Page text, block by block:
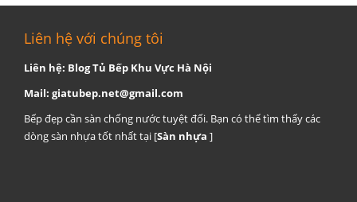
Liên hệ với chúng tôi
Liên hệ: Blog Tủ Bếp Khu Vực Hà Nội
Mail: giatubep.net@gmail.com
Bếp đẹp cần sàn chống nước tuyệt đối. Bạn có thể tìm thấy các
dòng sàn nhựa tốt nhất tại [Sàn nhựa ]